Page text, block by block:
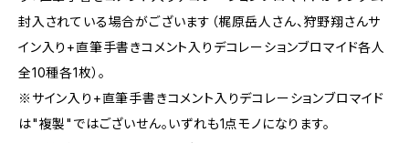
封入されている場合がございます（梶原岳人さん、狩野翔さんサ
イン入り+直筆手書きコメント入りデコレーションブロマイド各人
全10種各1枚）。
※サイン入り+直筆手書きコメント入りデコレーションブロマイド
は"複製"ではございせん。いずれも1点モノになります。